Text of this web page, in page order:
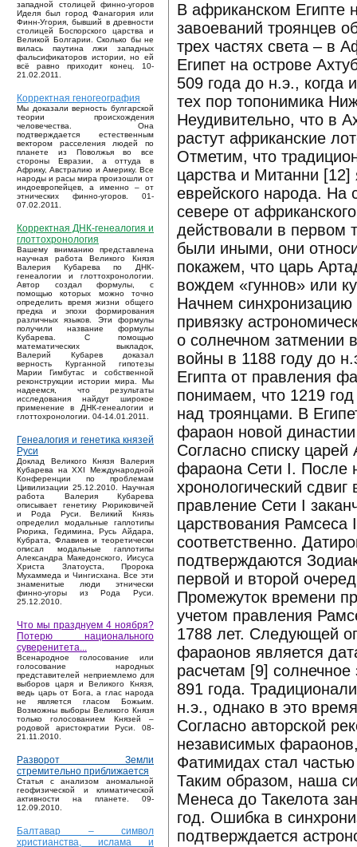
западной столицей финно-угоров
Иделя был город Фанагория или
Финн-Угория, бывший в древности
столицей Боспорского царства и
Великой Болгарии. Сколько бы не
вилась паутина лжи западных
фальсификаторов истории, но ей
всё равно приходит конец. 10-
21.02.2011.
Корректная геногеография
Мы доказали верность булгарской
теории происхождения
человечества. Она
подтверждается естественным
вектором расселения людей по
планете из Поволжья во все
стороны Евразии, а оттуда в
Африку, Австралию и Америку. Все
народы и расы мира произошли от
индоевропейцев, а именно – от
этнических финно-угоров. 01-
07.02.2011.
Корректная ДНК-генеалогия и
глоттохронология
Вашему вниманию представлена
научная работа Великого Князя
Валерия Кубарева по ДНК-
генеалогии и глоттохронологии.
Автор создал формулы, с
помощью которых можно точно
определить время жизни общего
предка и эпохи формирования
различных языков. Эти формулы
получили название формулы
Кубарева. С помощью
математических выкладок,
Валерий Кубарев доказал
верность Курганной гипотезы
Марии Гимбутас и собственной
реконструкции истории мира. Мы
надеемся, что результаты
исследования найдут широкое
применение в ДНК-генеалогии и
глоттохронологии. 04-14.01.2011.
Генеалогия и генетика князей
Руси
Доклад Великого Князя Валерия
Кубарева на XXI Международной
Конференции по проблемам
Цивилизации 25.12.2010. Научная
работа Валерия Кубарева
описывает генетику Рюриковичей
и Рода Руси. Великий Князь
определил модальные гаплотипы
Рюрика, Гедимина, Русь Айдара,
Кубрата, Флавиев и теоретически
описал модальные гаплотипы
Александра Македонского, Иисуса
Христа Златоуста, Пророка
Мухаммеда и Чингисхана. Все эти
знаменитые люди этнически
финно-угоры из Рода Руси.
25.12.2010.
Что мы празднуем 4 ноября?
Потерю национального
суверенитета...
Bсенародное голосование или
голосование народных
представителей неприемлемо для
выборов царя и Великого Князя,
ведь царь от Бога, а глас народа
не является гласом Божьим.
Возможны выборы Великого Князя
только голосованием Князей –
родовой аристократии Руси. 08-
21.11.2010.
Разворот Земли
стремительно приближается
Статья с анализом аномальной
геофизической и климатической
активности на планете. 09-
12.09.2010.
Балтавар – символ
христианства, ислама и
В африканском Египте
завоеваний троянцев
трех частях света – в
Египет на острове
509 года до н.э.,
тех пор топонимика
Неудивительно, что в
растут африканские
Отметим, что
царства и Митанни [12]
еврейского народа. На
севере от
действовали в первом
были иными, они
покажем, что царь
вождем «гуннов» или
Начнем синхронизацию
привязку
о солнечном затмении
войны в 1188 году до
Египта от правления
понимаем, что 1219
над троянцами. В
фараон новой
Согласно списку
фараона Сети I. После
хронологический
правление Сети I
царствования Рамсеса
соответственно.
подтверждаются
первой и второй
Промежуток времени
учетом правления
1788 лет. Следующей
фараонов является
расчетам [9]
891 года.
н.э., однако в это
Согласно авторской
независимых
Фатимидах стал
Таким образом, наша
Менеса до Такелота
год. Ошибка в
подтверждается